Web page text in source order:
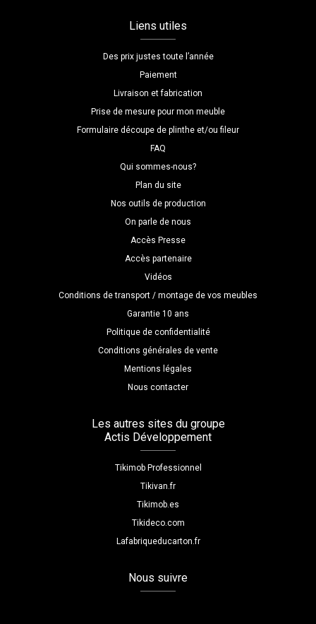
Liens utiles
Des prix justes toute l’année
Paiement
Livraison et fabrication
Prise de mesure pour mon meuble
Formulaire découpe de plinthe et/ou fileur
FAQ
Qui sommes-nous?
Plan du site
Nos outils de production
On parle de nous
Accès Presse
Accès partenaire
Vidéos
Conditions de transport / montage de vos meubles
Garantie 10 ans
Politique de confidentialité
Conditions générales de vente
Mentions légales
Nous contacter
Les autres sites du groupe
Actis Développement
Tikimob Professionnel
Tikivan.fr
Tikimob.es
Tikideco.com
Lafabriqueducarton.fr
Nous suivre